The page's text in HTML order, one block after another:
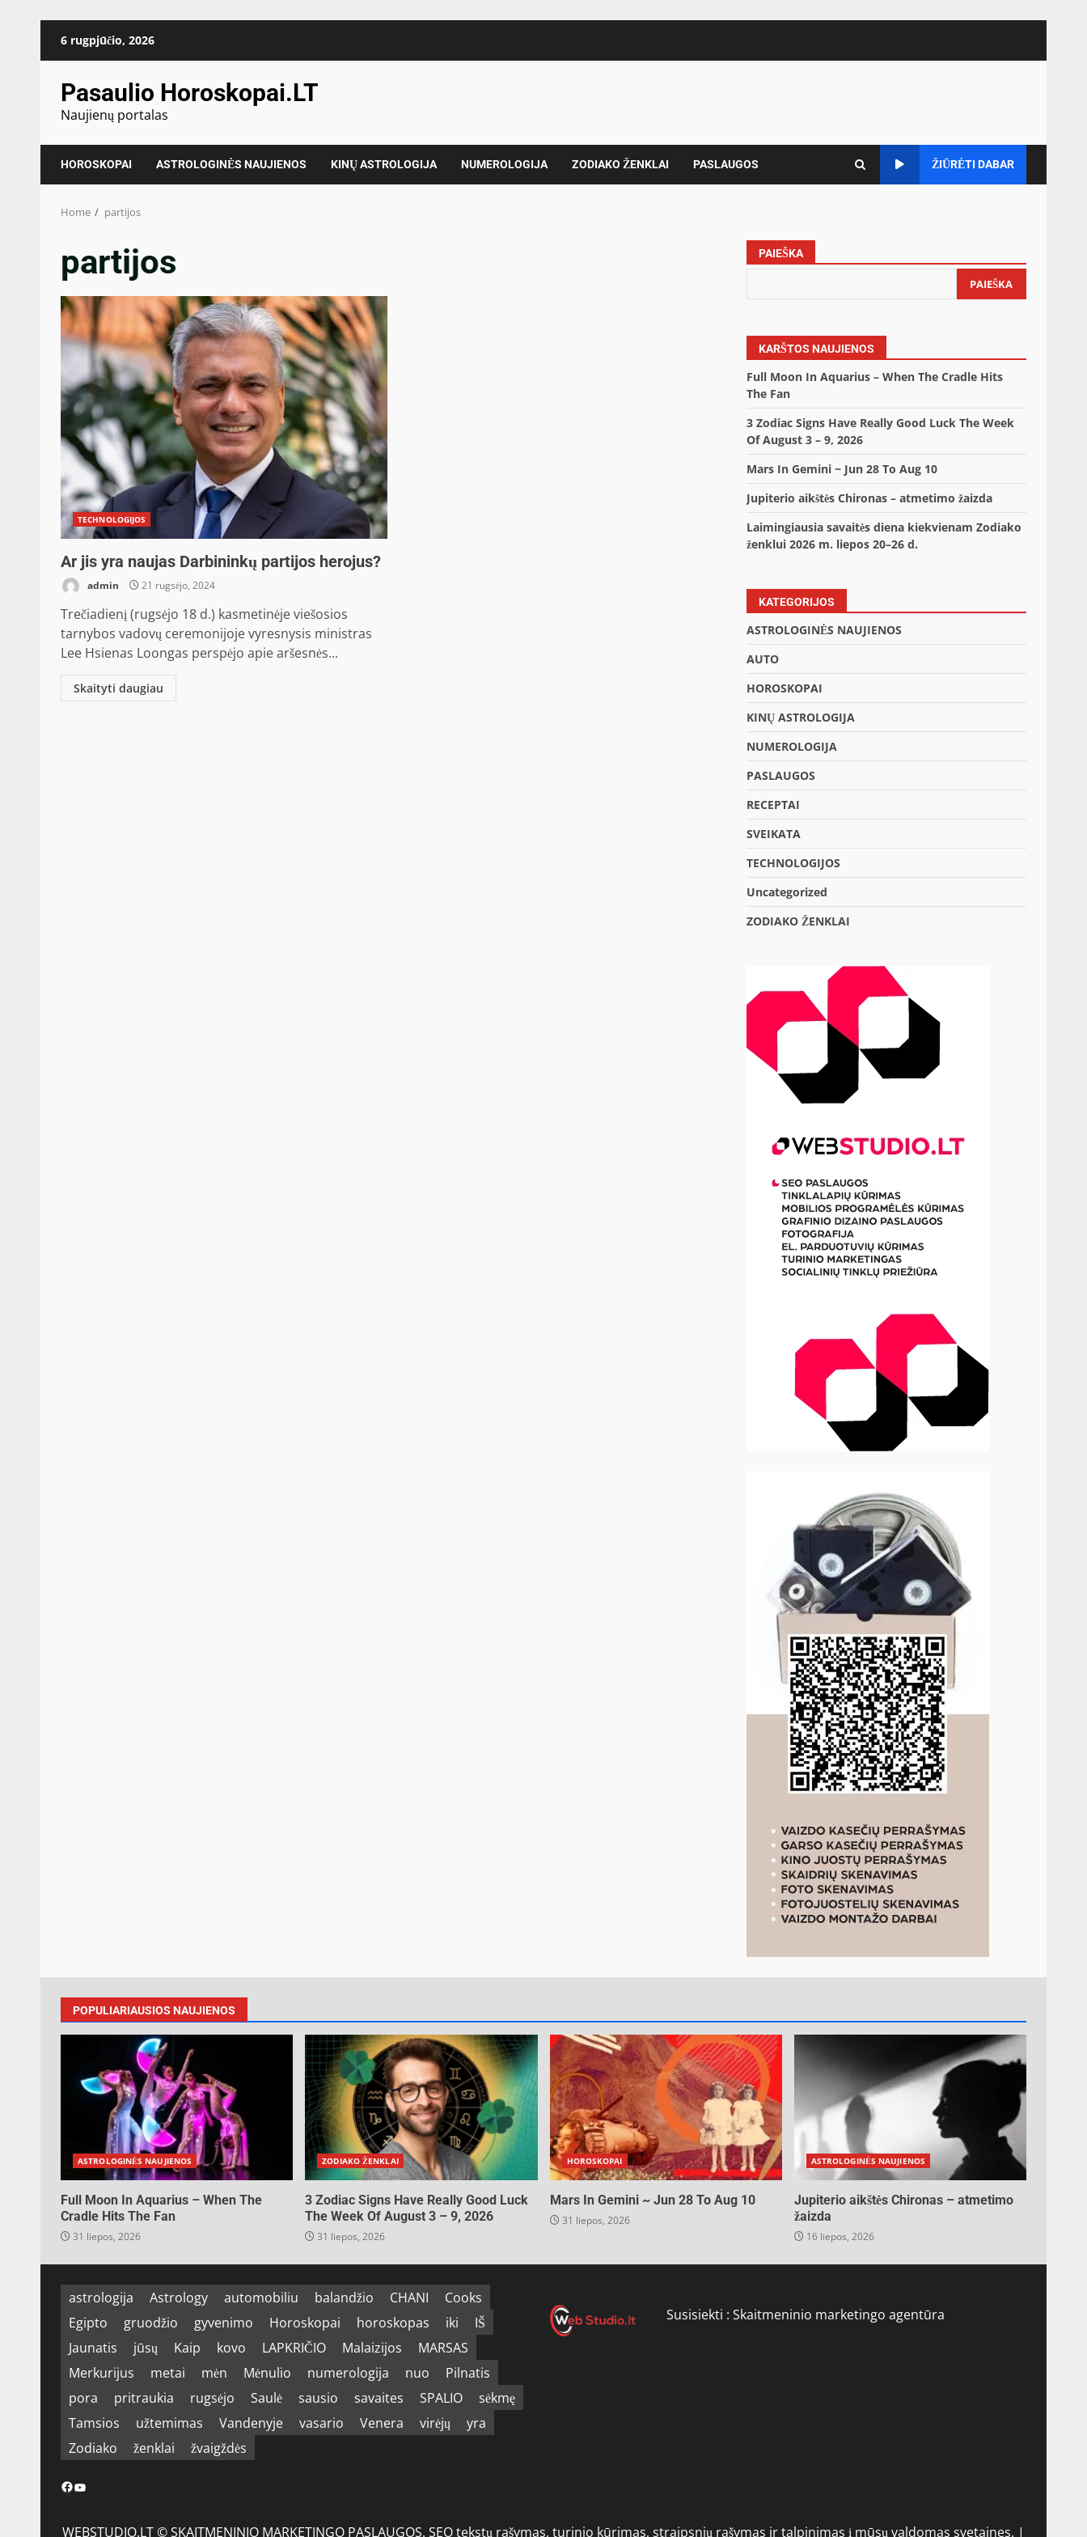
6 rugpjūčio, 2026
Pasaulio Horoskopai.LT
Naujienų portalas
HOROSKOPAI ASTROLOGINĖS NAUJIENOS KINŲ ASTROLOGIJA NUMEROLOGIJA ZODIAKO ŽENKLAI PASLAUGOS ŽIŪRĖTI DABAR
Home partijos
partijos
TECHNOLOGIJOS
Ar jis yra naujas Darbininkų partijos herojus?
admin 21 rugsėjo, 2024
Trečiadienį (rugsėjo 18 d.) kasmetinėje viešosios
tarnybos vadovų ceremonijoje vyresnysis ministras
Lee Hsienas Loongas perspėjo apie aršesnės...
Skaityti daugiau
PAIEŠKA
PAIEŠKA
KARŠTOS NAUJIENOS
Full Moon In Aquarius – When The Cradle Hits
The Fan
3 Zodiac Signs Have Really Good Luck The Week
Of August 3 – 9, 2026
Mars In Gemini ~ Jun 28 To Aug 10
Jupiterio aikštės Chironas – atmetimo žaizda
Laimingiausia savaitės diena kiekvienam Zodiako
ženklui 2026 m. liepos 20–26 d.
KATEGORIJOS
ASTROLOGINĖS NAUJIENOS
AUTO
HOROSKOPAI
KINŲ ASTROLOGIJA
NUMEROLOGIJA
PASLAUGOS
RECEPTAI
SVEIKATA
TECHNOLOGIJOS
Uncategorized
ZODIAKO ŽENKLAI
POPULIARIAUSIOS NAUJIENOS
ASTROLOGINĖS NAUJIENOS
Full Moon In Aquarius – When The
Cradle Hits The Fan
31 liepos, 2026
ZODIAKO ŽENKLAI
3 Zodiac Signs Have Really Good Luck
The Week Of August 3 – 9, 2026
31 liepos, 2026
HOROSKOPAI
Mars In Gemini ~ Jun 28 To Aug 10
31 liepos, 2026
ASTROLOGINĖS NAUJIENOS
Jupiterio aikštės Chironas – atmetimo
žaizda
16 liepos, 2026
astrologija Astrology automobiliu balandžio CHANI
Cooks
Egipto
gruodžio gyvenimo Horoskopai horoskopas iki
IŠ
Jaunatis
jūsų Kaip kovo LAPKRIČIO Malaizijos
MARSAS
Merkurijus
metai mėn Mėnulio numerologija nuo
Pilnatis
pora
pritraukia rugsėjo Saulė sausio savaites SPALIO
sėkmę
Tamsios
užtemimas Vandenyje vasario Venera virėjų
yra
Zodiako
ženklai žvaigždės
Facebook
YouTube
Susisiekti :Skaitmeninio marketingo agentūra
WEBSTUDIO.LT © SKAITMENINIO MARKETINGO PASLAUGOS. SEO tekstų rašymas, turinio kūrimas, straipsnių rašymas ir talpinimas į mūsų valdomas svetaines. |